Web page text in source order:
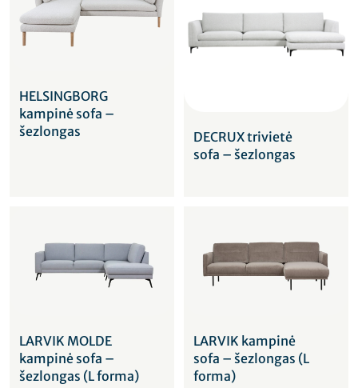
HELSINGBORG
kampinė sofa –
šezlongas
DECRUX trivietė
sofa – šezlongas
LARVIK MOLDE
kampinė sofa –
šezlongas (L forma)
LARVIK kampinė
sofa – šezlongas (L
forma)